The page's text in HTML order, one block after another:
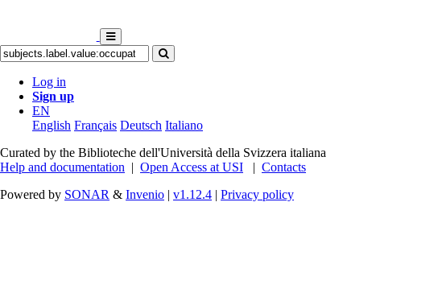
Log in
Sign up
EN
English Français Deutsch Italiano
Curated by the Biblioteche dell'Università della Svizzera italiana
Help and documentation | Open Access at USI | Contacts
Powered by SONAR & Invenio | v1.12.4 | Privacy policy